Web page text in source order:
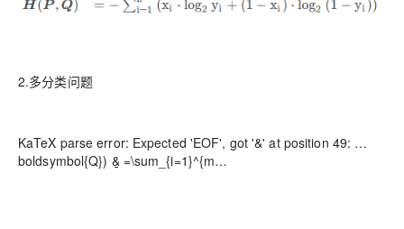
2.多分类问题
KaTeX parse error: Expected 'EOF', got '&' at position 49: …
boldsymbol{Q}) &̲ =\sum_{i=1}^{m…